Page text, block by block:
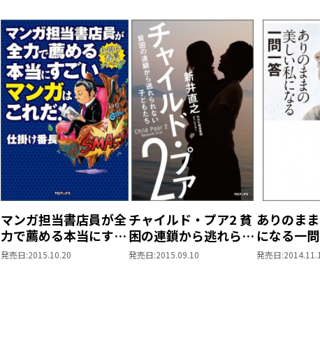
マンガ担当書店員が全
力で薦める本当にすご
いマンガはこれだ！
発売日:2015.10.20
チャイルド・プア2 貧
困の連鎖から逃れられ
ない子どもたち
発売日:2015.09.10
ありのま
になる一
発売日: